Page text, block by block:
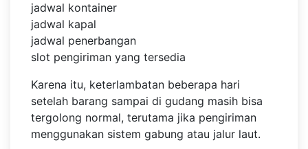
jadwal kontainer
jadwal kapal
jadwal penerbangan
slot pengiriman yang tersedia
Karena itu, keterlambatan beberapa hari
setelah barang sampai di gudang masih bisa
tergolong normal, terutama jika pengiriman
menggunakan sistem gabung atau jalur laut.